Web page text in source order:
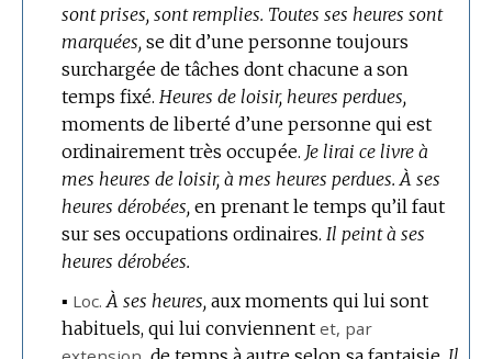
sont prises, sont remplies. Toutes ses heures sont
marquées, se dit d’une personne toujours
surchargée de tâches dont chacune a son
temps fixé. Heures de loisir, heures perdues,
moments de liberté d’une personne qui est
ordinairement très occupée. Je lirai ce livre à
mes heures de loisir, à mes heures perdues. À ses
heures dérobées, en prenant le temps qu’il faut
sur ses occupations ordinaires. Il peint à ses
heures dérobées.
▪ Loc. À ses heures, aux moments qui lui sont
habituels, qui lui conviennent et, par